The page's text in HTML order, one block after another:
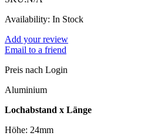
Availability: In Stock
Add your review
Email to a friend
Preis nach Login
Aluminium
Lochabstand x Länge
Höhe: 24mm